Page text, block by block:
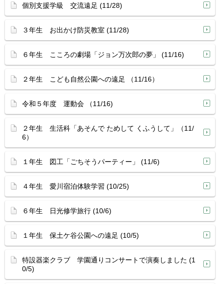
個別支援学級 交流遠足 (11/28)
３年生 お出かけ防災教室 (11/28)
６年生 こころの劇場「ジョン万次郎の夢」 (11/16)
２年生 こども自然公園への遠足 （11/16）
令和５年度 運動会 （11/16)
２年生 生活科「あそんで ためして くふうして」（11/
6）
１年生 図工「ごちそうパーティー」 (11/6)
４年生 愛川宿泊体験学習 (10/25)
６年生 日光修学旅行 (10/6)
１年生 保土ケ谷公園への遠足 (10/5)
特設器楽クラブ 学園通りコンサートで演奏しました (1
0/5)